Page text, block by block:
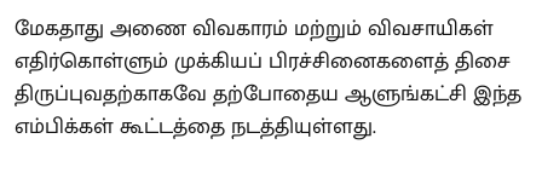
மேகதாது அணை விவகாரம் மற்றும் விவசாயிகள்
எதிர்கொள்ளும் முக்கியப் பிரச்சினைகளைத் திசை
திருப்புவதற்காகவே தற்போதைய ஆளுங்கட்சி இந்த
எம்பிக்கள் கூட்டத்தை நடத்தியுள்ளது.